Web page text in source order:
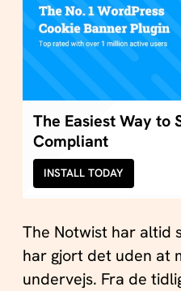
The Easiest Way to
Compliant
INSTALL TODAY
The Notwist har altid
har gjort det uden at
undervejs. Fra de